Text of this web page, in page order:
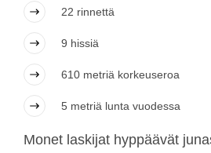
22 rinnettä
9 hissiä
610 metriä korkeuseroa
5 metriä lunta vuodessa
Monet laskijat hyppäävät